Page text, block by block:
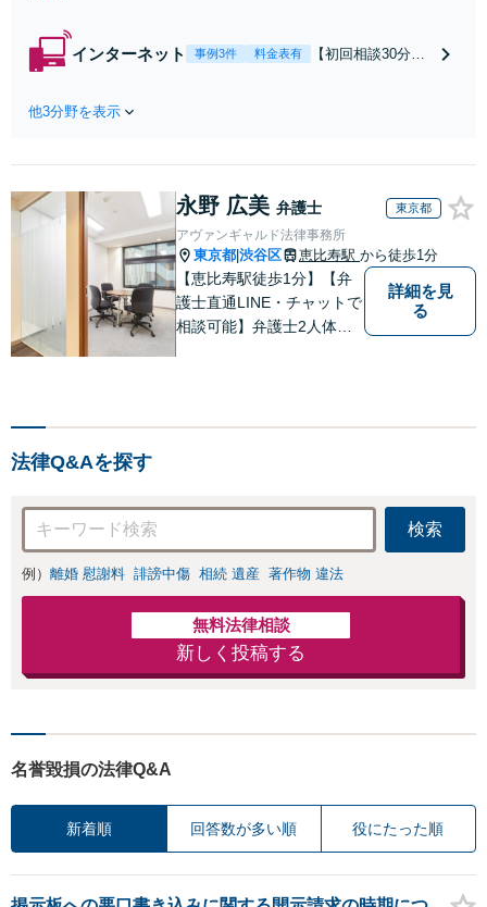
れたら、サインす
負担を軽減「弁護
士の交渉で慰謝料
金額アップ／減額
交渉も対応可」
【完全個室対応】
インターネット 事例3件 料金表有
【初回相談30分無
報開示請求をおこ
お店の風評被害対
策／売り上げ低下
防止のために尽
力」加害者側の対
応可：開示請求の
意見照会が来たと
きの対処法、被害
他3分野を表示
永野 広美 弁護士 東京都
アヴァンギャルド法律事務所
東京都 渋谷区 恵比寿駅 から徒歩1分
【恵比寿駅徒歩1分】【弁
護士直通LINE・チャットで
相談可能】弁護士2人体制
詳細を見
る
法律Q&Aを探す
検索
例） 離婚 慰謝料 誹謗中傷 相続 遺産 著作物 違法
無料法律相談
新しく投稿する
名誉毀損の法律Q&A
新着順 回答数が多い順 役にたった順